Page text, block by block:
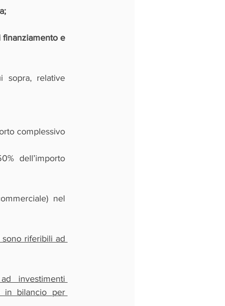
finanziamento e
sopra, relative
complessivo
dell’importo
nel
riferibili ad
investimenti
in bilancio per